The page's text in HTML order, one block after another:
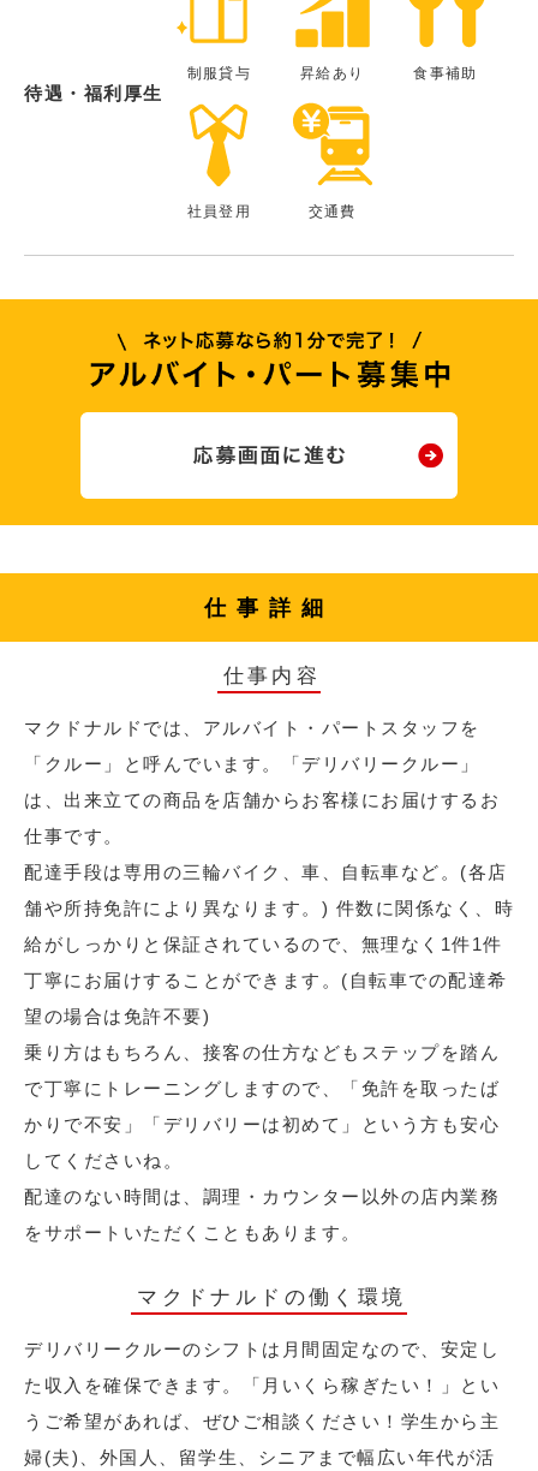
待遇・福利厚生
制服貸与 昇給あり 食事補助
社員登用 交通費
仕事詳細
仕事内容
マクドナルドでは、アルバイト・パートスタッフを
「クルー」と呼んでいます。「デリバリークルー」
は、出来立ての商品を店舗からお客様にお届けするお
仕事です。
配達手段は専用の三輪バイク、車、自転車など。(各店
舗や所持免許により異なります。) 件数に関係なく、時
給がしっかりと保証されているので、無理なく1件1件
丁寧にお届けすることができます。(自転車での配達希
望の場合は免許不要)
乗り方はもちろん、接客の仕方などもステップを踏ん
で丁寧にトレーニングしますので、「免許を取ったば
かりで不安」「デリバリーは初めて」という方も安心
してくださいね。
配達のない時間は、調理・カウンター以外の店内業務
をサポートいただくこともあります。
マクドナルドの働く環境
デリバリークルーのシフトは月間固定なので、安定し
た収入を確保できます。「月いくら稼ぎたい！」とい
うご希望があれば、ぜひご相談ください！学生から主
婦(夫)、外国人、留学生、シニアまで幅広い年代が活